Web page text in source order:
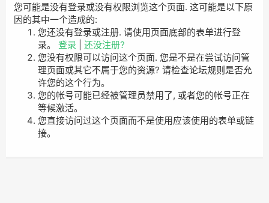
您可能是没有登录或没有权限浏览这个页面. 这可能是以下原
因的其中一个造成的:
您还没有登录或注册. 请使用页面底部的表单进行登
录。 登录
还没注册?
您没有权限可以访问这个页面. 您是不是在尝试访问管
理页面或其它不属于您的资源? 请检查论坛规则是否允
许您的这个行为。
您的帐号可能已经被管理员禁用了, 或者您的帐号正在
等候激活。
您直接访问过这个页面而不是使用应该使用的表单或链
接。